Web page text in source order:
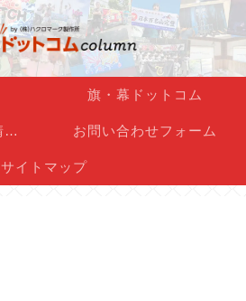
旗・幕ドットコム
生地見本・サンプル請求フォーム お問い合わせフォーム
サイトマップ